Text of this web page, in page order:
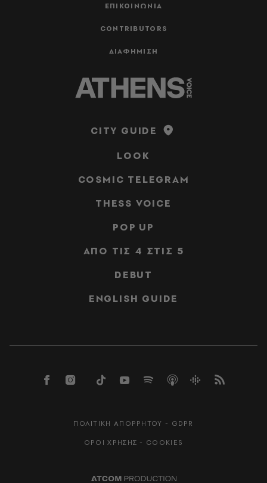
ΕΠΙΚΟΙΝΩΝΙΑ
CONTRIBUTORS
ΔΙΑΦΗΜΙΣΗ
CITY GUIDE
LOOK
COSMIC TELEGRAM
THESS VOICE
POP UP
ΑΠΟ ΤΙΣ 4 ΣΤΙΣ 5
DEBUT
ENGLISH GUIDE
ΠΟΛΙΤΙΚΗ ΑΠΟΡΡΗΤΟΥ - GDPR
ΟΡΟΙ ΧΡΗΣΗΣ - COOKIES